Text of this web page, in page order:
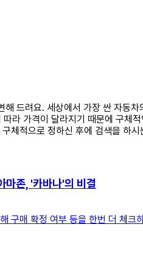
해 드려요. 세상에서 가장 싼 자동
라 가격이 달라지기 때문에 구체
체적으로 정하신 후에 검색을 하
마존, '카바나'의 비결
구매 확정 여부 등을 한번 더 체